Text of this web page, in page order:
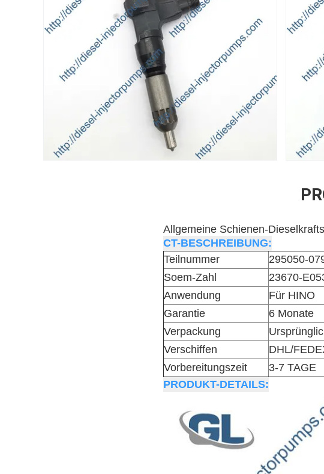
Allgemeine Schienen-
CT-BESCHREIBUNG:
Teilnummer
295050-
Soem-Zahl
23670-
Anwendung
Für HINO
Garantie
6 Monate
Verpackung
Verschiffen
DHL/
Vorbereitungszeit
3-7 TAGE
PRODUKT-DETAILS: